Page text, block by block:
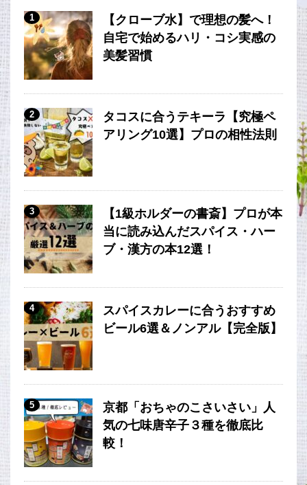
1
【クローブ水】で理想の髪へ！
自宅で始めるハリ・コシ実感の
美髪習慣
2
タコスに合うテキーラ【究極ペ
アリング10選】プロの相性法則
3
【1級ホルダーの書斎】プロが本
当に読み込んだスパイス・ハー
ブ・漢方の本12選！
4
スパイスカレーに合うおすすめ
ビール6選＆ノンアル【完全版】
5
京都「おちゃのこさいさい」人
気の七味唐辛子３種を徹底比
較！